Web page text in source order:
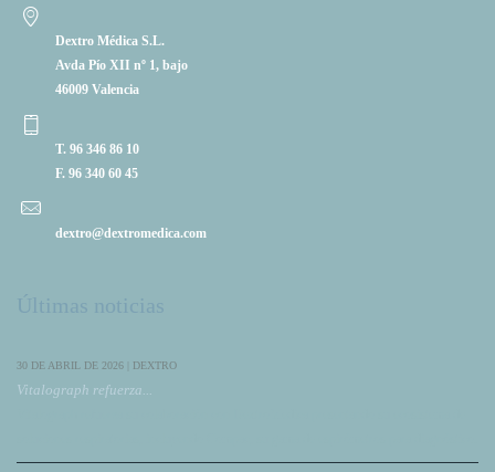
Dextro Médica S.L.
Avda Pío XII nº 1, bajo
46009 Valencia
T. 96 346 86 10
F. 96 340 60 45
dextro@dextromedica.com
30 DE ABRIL DE 2026 | DEXTRO
Vitalograph refuerza...